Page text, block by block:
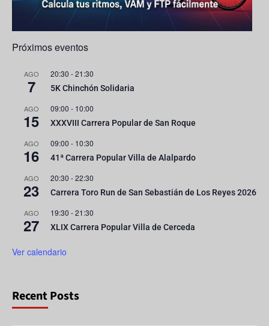
Próximos eventos
AGO
7
20:30 -21:30
5K Chinchón Solidaria
AGO
15
09:00 - 10:00
XXXVIII Carrera Popular de San Roque
AGO
16
09:00 - 10:30
41ª Carrera Popular Villa de Alalpardo
AGO
23
20:30 -22:30
Carrera Toro Run de San Sebastián de Los Reyes 2026
AGO
27
19:30 -21:30
XLIX Carrera Popular Villa de Cerceda
Ver calendario
Recent Posts